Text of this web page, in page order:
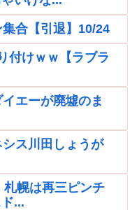
集合【引退】10/24
付けｗｗ【ラブラ
エーが廃墟のま
シス川田しょうが
札幌は再三ピンチ
...